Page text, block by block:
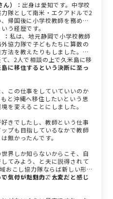
）： 出身は愛知です。中学校
隊として南米・エクアドルで2
帰国後に小学校教師を務めた
う経歴です。
私は、地元静岡で小学校教師
協力隊で子どもたちに算数の
法を教えたりもしました。そ
、2人で相談の上で久米島に移
に移住するという決断に至っ
この仕事をしていていいのか
と沖縄へ移住したいという思
を変えることにしました。
きでしたし、教師という仕事
プも目指しているなかで教師
無かったんです。
界しか知らないからこそ、自
てみよう、と夫に説得されて
おこし協力隊ならば新しい形で
うのが魅力的でした。
気付いた魅力、大変だと感じ